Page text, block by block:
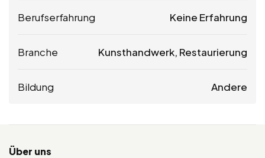
Berufserfahrung Keine Erfahrung
Branche Kunsthandwerk, Restaurierung
Bildung Andere
Über uns